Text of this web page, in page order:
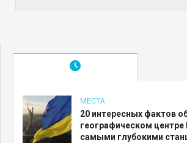
МЕСТА
20 интересных фактов
географическом центре
самыми глубокими